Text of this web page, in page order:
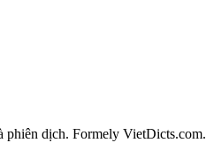
phiên dịch. Formely VietDicts.com.